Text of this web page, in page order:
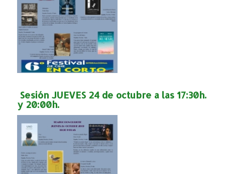
Sesión JUEVES 24 de octubre a las 17:30h.
y 20:00h.